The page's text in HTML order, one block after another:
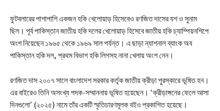
ফুটবলারের পাশাপাশি একজন হকি খেলোয়াড় হিসেবেও রণজিত দাসের যশ ও সুনাম
ছিল। পূর্ব পাকিস্তান জাতীয় হকি দলের খেলোয়াড় হিসেবে জাতীয় হকি চ্যাম্পিয়নশিপে
অংশ নিয়েছেন ১৯৬৫ থেকে ১৯৬৯ সাল পর্যন্ত। এ ছাড়া ন্যাশনাল ব্যাংক অব
পাকিস্তান হকি দল, প্রথম বিভাগ হকি লিগসহ নানা খেলায় অংশ নেন।
রণজিত দাস ২০০৭ সালে বাংলাদেশ সরকার কর্তৃক জাতীয় ক্রীড়া পুরস্কারে ভূষিত হন।
এর বাইরেও তিনি অসংখ্য পদক-সম্মাননায় ভূষিত হয়েছেন। ‘ক্রীড়াঙ্গনের ফেলে আসা
দিনগুলো’ (২০২৫) নামে তাঁর একটি স্মৃতিচারণমূলক বইও প্রকাশিত হয়েছে।